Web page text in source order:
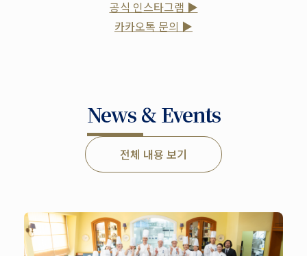
공식 인스타그램 ▶
카카오톡 문의 ▶
News & Events
전체 내용 보기